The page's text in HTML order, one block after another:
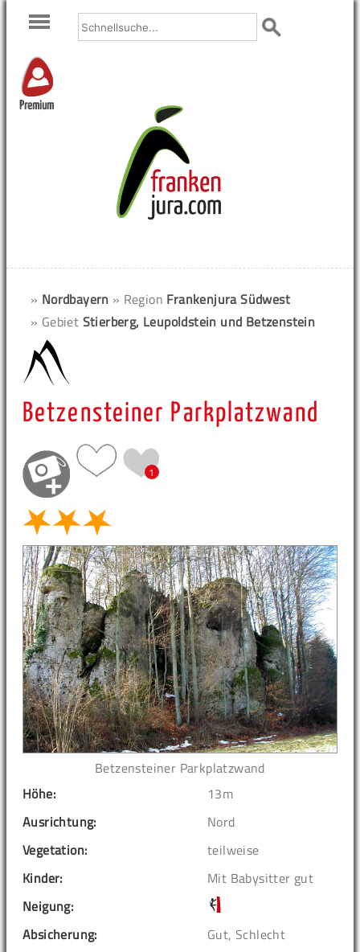
Premium
» Nordbayern » Region Frankenjura Südwest
» Gebiet Stierberg, Leupoldstein und Betzenstein
Betzensteiner Parkplatzwand
1
Betzensteiner Parkplatzwand
Höhe:
13m
Ausrichtung:
Nord
Vegetation:
teilweise
Kinder:
Mit Babysitter gut
Neigung:
Absicherung:
Gut, Schlecht